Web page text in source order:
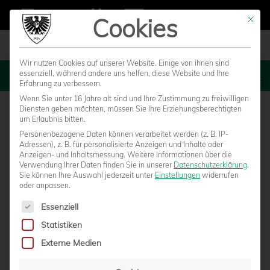
MENU
POSITIVES KORRIGIERTES
Mit
Cookies
Wir nutzen Cookies auf unserer Website. Einige von ihnen sind
essenziell, während andere uns helfen, diese Website und Ihre
Erfahrung zu verbessern.
Wenn Sie unter 16 Jahre alt sind und Ihre Zustimmung zu freiwilligen
Diensten geben möchten, müssen Sie Ihre Erziehungsberechtigten
um Erlaubnis bitten.
Personenbezogene Daten können verarbeitet werden (z. B. IP-
Adressen), z. B. für personalisierte Anzeigen und Inhalte oder
Anzeigen- und Inhaltsmessung. Weitere Informationen über die
Verwendung Ihrer Daten finden Sie in unserer Datenschutzerklärung.
Sie können Ihre Auswahl jederzeit unter Einstellungen widerrufen
oder anpassen.
Es folgt eine Liste der Service-Gruppen, für die eine
Essenziell
Statistiken
Externe Medien